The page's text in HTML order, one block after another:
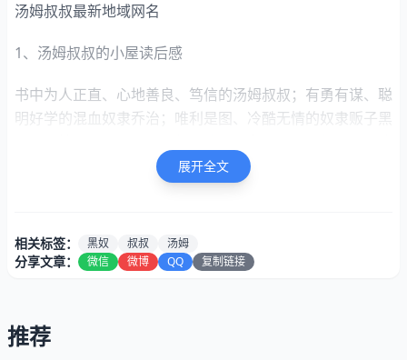
汤姆叔叔最新地域网名
1、汤姆叔叔的小屋读后感
书中为人正直、心地善良、笃信的汤姆叔叔；有勇有谋、聪
明好学的混血奴隶乔治；唯利是图、冷酷无情的奴隶贩子黑
的克莱尔等栩栩如生的人物给我留下了深刻的印象。
如此相似，是深深烙刻于心底的疼痛，不好受。虽说结尾是
凶恶的奴隶主，经常殴打黑奴，黑奴做不愿做的事情。也有
运气好的，可能会遇到像克莱尔和小乔治这样宽容博爱的主
展开全文
相关标签： 黑奴 叔叔 汤姆
分享文章： 微信 微博 QQ 复制链接
推荐